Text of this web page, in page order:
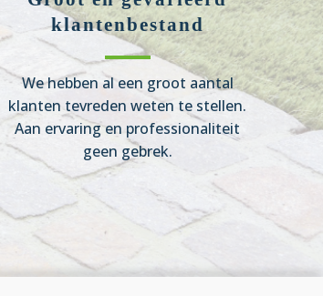
klantenbestand
We hebben al een groot aantal
klanten tevreden weten te stellen.
Aan ervaring en professionaliteit
geen gebrek.